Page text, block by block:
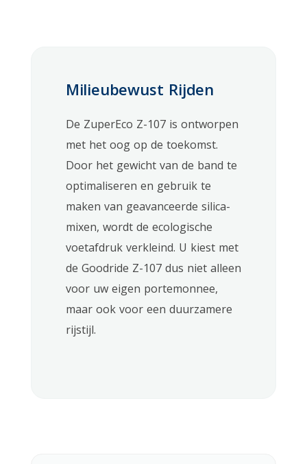
Milieubewust Rijden
De ZuperEco Z-107 is ontworpen
met het oog op de toekomst.
Door het gewicht van de band te
optimaliseren en gebruik te
maken van geavanceerde silica-
mixen, wordt de ecologische
voetafdruk verkleind. U kiest met
de Goodride Z-107 dus niet alleen
voor uw eigen portemonnee,
maar ook voor een duurzamere
rijstijl.